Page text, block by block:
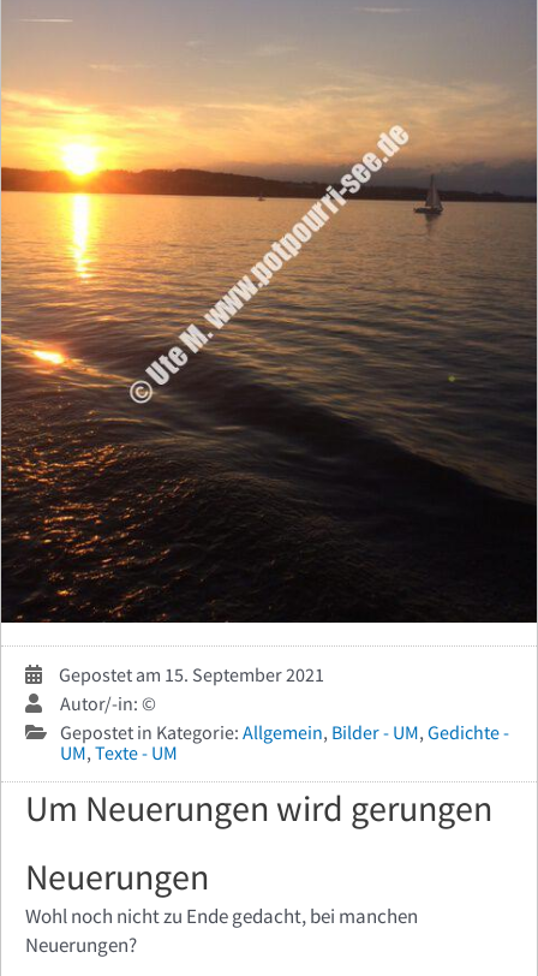
Gepostet am 15. September 2021
Autor/-in: ©
Gepostet in Kategorie: Allgemein, Bilder - UM, Gedichte -
UM, Texte - UM
Um Neuerungen wird gerungen
Neuerungen
Wohl noch nicht zu Ende gedacht, bei manchen
Neuerungen?